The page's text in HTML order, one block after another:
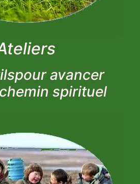
avancer
spirituel